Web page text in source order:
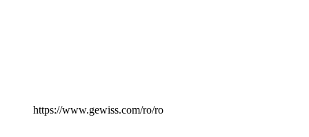
https://www.gewiss.com/ro/ro